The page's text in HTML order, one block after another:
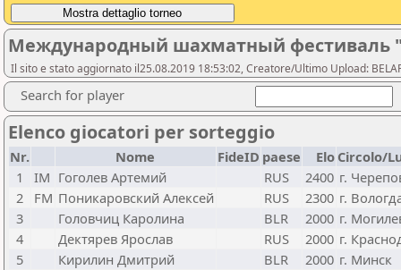
Международный шахматный фестиваль
Il sito e stato aggiornato il25.08.2019 18:53:02, Creatore/Ultimo Upload:
Search for player
Elenco giocatori per sorteggio
Nr. Nome FideID paese Elo Circolo/
1
IM Гоголев Артемий RUS 2400 г.
2
FM Поникаровский Алексей RUS 2300 г.
3
Головчиц Каролина BLR 2000 г.
4
Дектярев Ярослав RUS 2000 г.
5
Кирилин Дмитрий BLR 2000 г. Минск